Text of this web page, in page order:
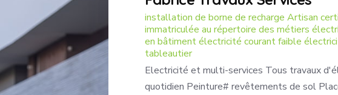
installation de borne de recharge Artisan
immatriculée au répertoire des métiers
en bâtiment électricité courant faible
tableautier
Electricité et multi-services Tous travaux
quotidien Peinture# revêtements de sol